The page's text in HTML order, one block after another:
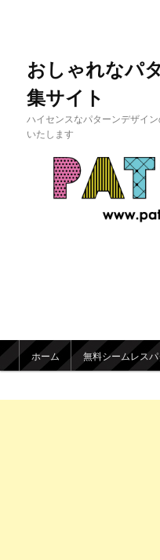
おしゃれなパ
集サイト
ハイセンスなパターンデザイ
いたします
メインメニュー
メインコンテンツへ移動
サブコンテンツへ移動
ホーム 無料シームレス